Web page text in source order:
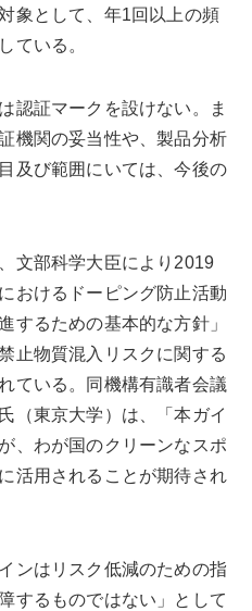
象として、年1回以上の頻
ている。
認証マークを設けない。ま
機関の妥当性や、製品分析
及び範囲にいては、今後の
文部科学大臣により2019
おけるドーピング防止活動
するための基本的な方針」
止物質混入リスクに関する
ている。同機構有識者会議
（東京大学）は、「本ガイ
、わが国のクリーンなスポ
活用されることが期待され
ンはリスク低減のための指
するものではない」として